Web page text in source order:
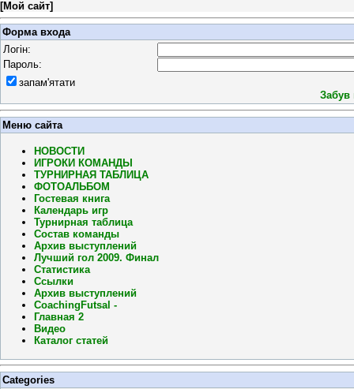
[Мой сайт]
Форма входа
Логін:
Пароль:
запам'ятати
Забув
Меню сайта
НОВОСТИ
ИГРОКИ КОМАНДЫ
ТУРНИРНАЯ ТАБЛИЦА
ФОТОАЛЬБОМ
Гостевая книга
Календарь игр
Турнирная таблица
Состав команды
Архив выступлений
Лучший гол 2009. Финал
Статистика
Ссылки
Архив выступлений
CoachingFutsal -
Главная 2
Видео
Каталог статей
Categories